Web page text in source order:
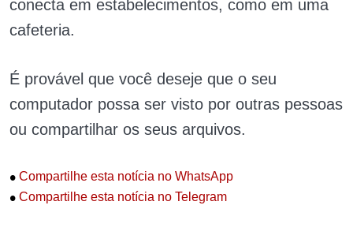
conecta em estabelecimentos, como em uma
cafeteria.
É provável que você deseje que o seu
computador possa ser visto por outras pessoas
ou compartilhar os seus arquivos.
• Compartilhe esta notícia no WhatsApp
• Compartilhe esta notícia no Telegram